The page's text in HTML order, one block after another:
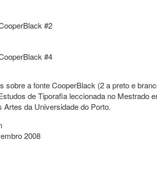
sobre a fonte CooperBlack (2 a preto e
de Tiporafia leccionada no Mestrado
Artes da Universidade do Porto.
2008